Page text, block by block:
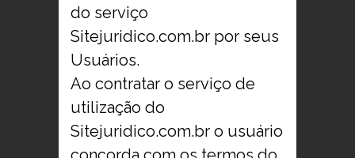
do serviço
Sitejuridico.com.br por seus
Usuários.
Ao contratar o serviço de
utilização do
Sitejuridico.com.br o usuário